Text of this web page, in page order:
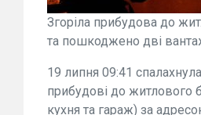
Згоріла прибудова до
та пошкоджено дві
19 липня 09:41
прибудові до житлового
кухня та гараж) за